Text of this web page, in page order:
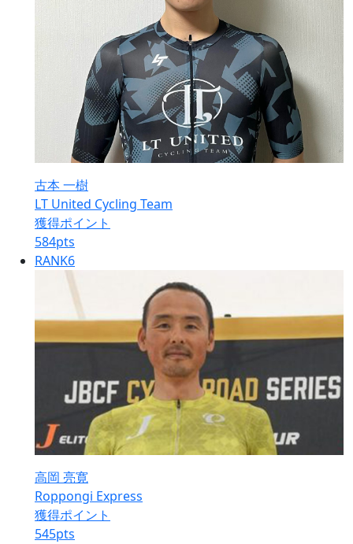
古本 一樹
LT United Cycling Team
獲得ポイント
584pts
RANK6
高岡 亮寛
Roppongi Express
獲得ポイント
545pts